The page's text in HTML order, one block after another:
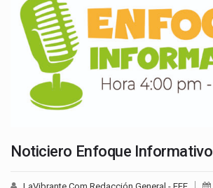
Noticiero Enfoque Informativo